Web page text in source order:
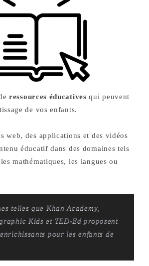
ressources éducatives qui peuvent
de vos enfants.
web, des applications et des vidéos
éducatif dans des domaines tels
mathématiques, les langues ou
telles que Khan Academy,
Kids et TED-Ed proposent
pour les enfants de